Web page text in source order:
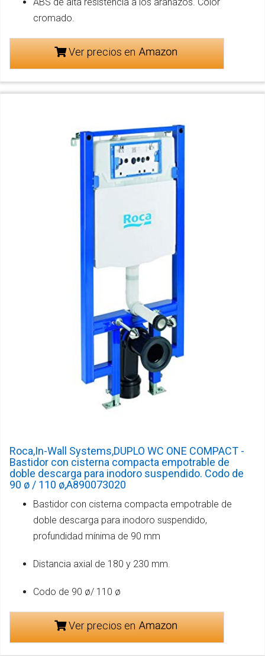
cromado.
Ver precios en
Roca,In-Wall Systems,DUPLO WC ONE COMPACT -
Bastidor con cisterna compacta empotrable de
doble descarga para inodoro suspendido. Codo de
90 ø / 110 ø,A890073020
Bastidor con cisterna compacta empotrable de
doble descarga para inodoro suspendido,
profundidad mínima de 90 mm
Distancia axial de 180 y 230 mm.
Codo de 90 ø/ 110 ø
Ver precios en